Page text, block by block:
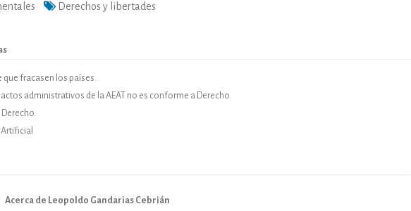
Derechos y libertades
que fracasen los países.
administrativos de la AEAT no es conforme a Derecho.
Derecho.
Acerca de Leopoldo Gandarias Cebrián